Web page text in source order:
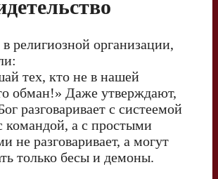
религиозной организации,
тех, кто не в нашей
обман!» Даже утверждают,
разговаривает с систеемой
командой, а с простыми
не разговаривает, а могут
только бесы и демоны.